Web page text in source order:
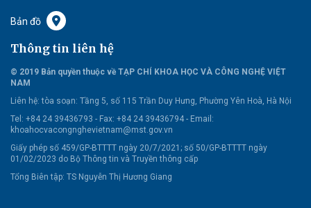
Bản đồ
Thông tin liên hệ
© 2019 Bản quyền thuộc về TẠP CHÍ KHOA HỌC VÀ CÔNG NGHỆ VIỆT
NAM
Liên hệ: tòa soạn: Tầng 5, số 115 Trần Duy Hưng, Phường Yên Hoà, Hà Nội
Tel: +84 24 39436793 - Fax: +84 24 39436794 - Email:
khoahocvacongnghevietnam@mst.gov.vn
Giấy phép số 459/GP-BTTTT ngày 20/7/2021; số 50/GP-BTTTT ngày
01/02/2023 do Bộ Thông tin và Truyền thông cấp
Tổng Biên tập: TS Nguyễn Thị Hương Giang